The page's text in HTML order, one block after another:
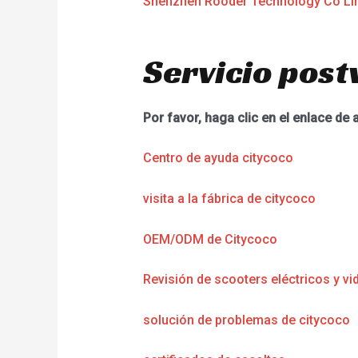
Servicio
Por favor, haga clic en el enlace de
Centro de ayuda citycoco
visita a la fábrica de citycoco
OEM/ODM de Citycoco
Revisión de scooters eléctricos y
solución de problemas de citycoco